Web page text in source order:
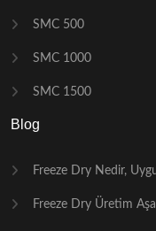
SMC 500
SMC 1000
SMC 1500
Blog
Freeze Dry Nedir,
Freeze Dry Üretim